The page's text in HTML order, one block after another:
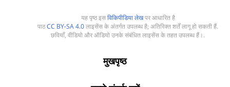
यह पृष्ठ इसविकिपीडिया लेखपर आधारित है
पाठCC BY-SA 4.0लाइसेंस के अंतर्गत उपलब्ध है; अतिरिक्त शर्तें लागू हो सकती हैं.
छवियाँ, वीडियो और ऑडियो उनके संबंधित लाइसेंस के तहत उपलब्ध हैं।.
मुखपृष्ठ